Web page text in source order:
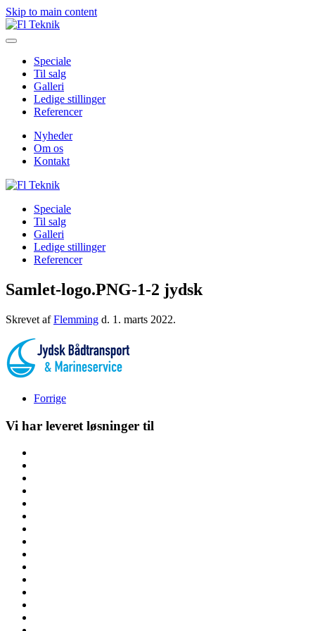
Skip to main content
Speciale
Til salg
Galleri
Ledige stillinger
Referencer
Nyheder
Om os
Kontakt
Speciale
Til salg
Galleri
Ledige stillinger
Referencer
Samlet-logo.PNG-1-2 jydsk
Skrevet afFlemming d. 1. marts 2022.
Forrige
Vi har leveret løsninger til